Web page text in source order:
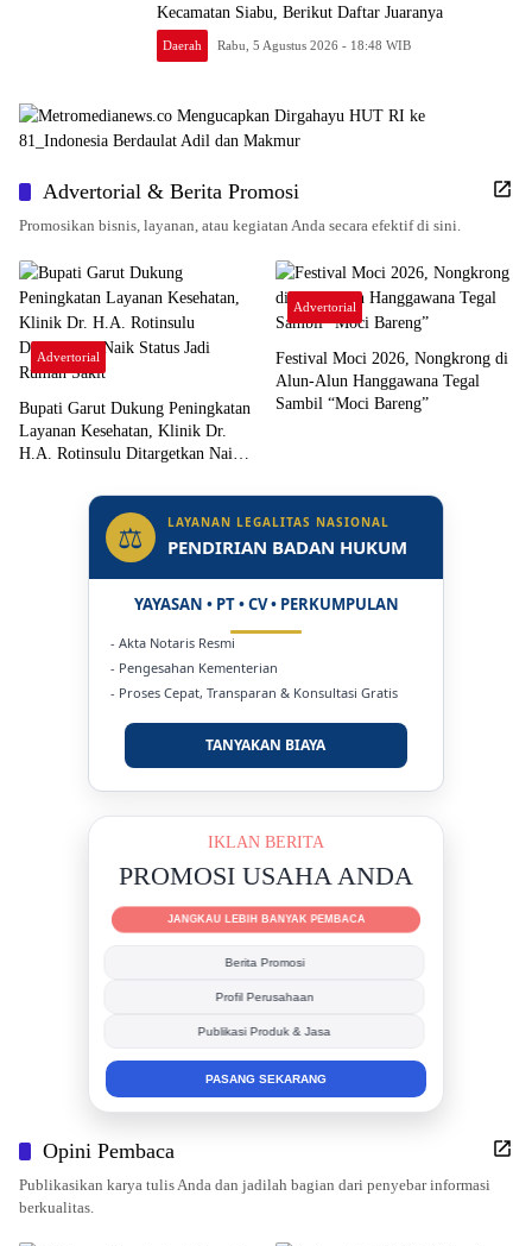
Kecamatan Siabu, Berikut Daftar Juaranya
Daerah Rabu, 5 Agustus 2026 - 18:48 WIB
Advertorial & Berita Promosi
Promosikan bisnis, layanan, atau kegiatan Anda secara efektif di sini.
Advertorial
Bupati Garut Dukung Peningkatan
Layanan Kesehatan, Klinik Dr.
H.A. Rotinsulu Ditargetkan Naik
Advertorial
Festival Moci 2026, Nongkrong di
Alun-Alun Hanggawana Tegal
Sambil “Moci Bareng”
⚖ LAYANAN LEGALITAS NASIONAL
PENDIRIAN BADAN HUKUM
YAYASAN • PT • CV • PERKUMPULAN
- Akta Notaris Resmi
- Pengesahan Kementerian
- Proses Cepat, Transparan & Konsultasi Gratis
TANYAKAN BIAYA
IKLAN BERITA
PROMOSI USAHA ANDA
JANGKAU LEBIH BANYAK PEMBACA
Berita Promosi
Profil Perusahaan
Publikasi Produk & Jasa
PASANG SEKARANG
Opini Pembaca
Publikasikan karya tulis Anda dan jadilah bagian dari penyebar informasi
berkualitas.